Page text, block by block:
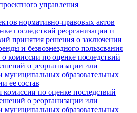
управления
нормативно-правовых актов
последствий реорганизации и
принятия решения о заключении
и безвозмездного пользования
комиссии по оценке последствий
о реорганизации или
муниципальных образовательных
ее состав
комиссии по оценке последствий
о реорганизации или
муниципальных образовательных